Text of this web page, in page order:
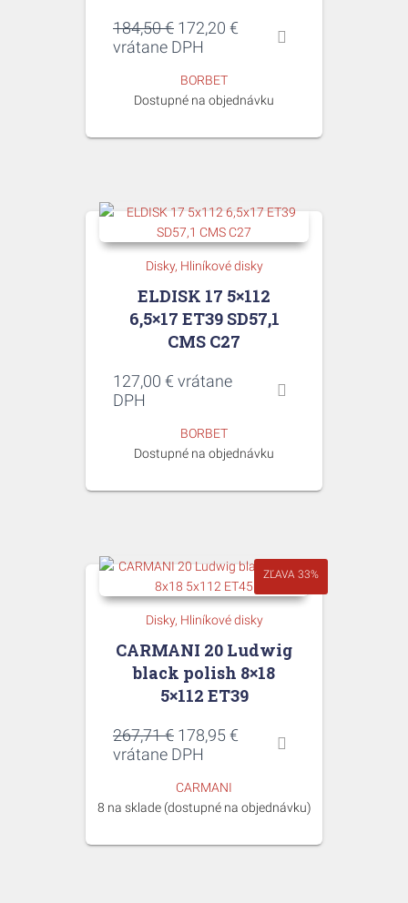
184,50€ Pôvodná
cena
184,50 €.
172,20 € Aktuálna
vrátane DPH
BORBET
Dostupné na objednávku
Disky Hliníkové disky
ELDISK 17 5×112
6,5×17 ET39 SD57,1
CMS C27
127,00 € vrátane
DPH
BORBET
Dostupné na objednávku
ZĽAVA 33%
Disky Hliníkové disky
CARMANI 20 Ludwig
black polish 8×18
5×112 ET39
267,71€ Pôvodná
cena
267,71 €.
178,95€ Aktuálna
vrátane DPH
CARMANI
8 na sklade (dostupné na objednávku)